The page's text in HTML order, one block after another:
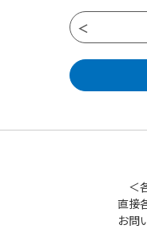
よりこの規約
は、本システム
ません。なお
約に同意され
5 利用者ID・
本システムを
（1）利用者登
ワード、氏名、
本システム上で
＜
直接
お問